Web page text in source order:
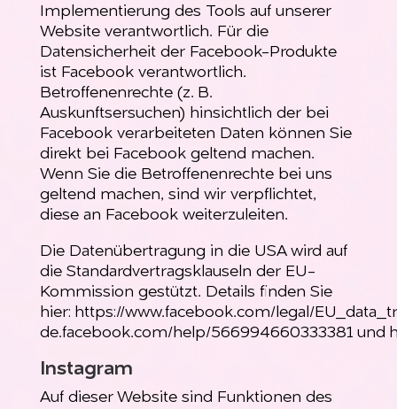
Implementierung des Tools auf unserer
Website verantwortlich. Für die
Datensicherheit der Facebook-Produkte
ist Facebook verantwortlich.
Betroffenenrechte (z. B.
Auskunftsersuchen) hinsichtlich der bei
Facebook verarbeiteten Daten können Sie
direkt bei Facebook geltend machen.
Wenn Sie die Betroffenenrechte bei uns
geltend machen, sind wir verpflichtet,
diese an Facebook weiterzuleiten.
Die Datenübertragung in die USA wird auf
die Standardvertragsklauseln der EU-
Kommission gestützt. Details finden Sie
hier: https://www.facebook.com/legal/
de.facebook.com/help/566994660333381 und
Instagram
Auf dieser Website sind Funktionen des